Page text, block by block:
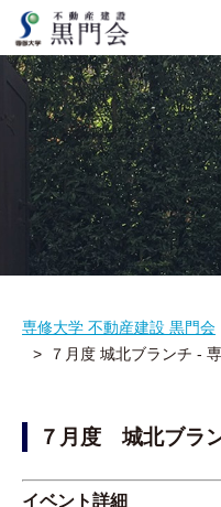
専修大学 不動産建設 黒門会
７月度 城北ブランチ -
７月度 城北ブラ
イベント詳細